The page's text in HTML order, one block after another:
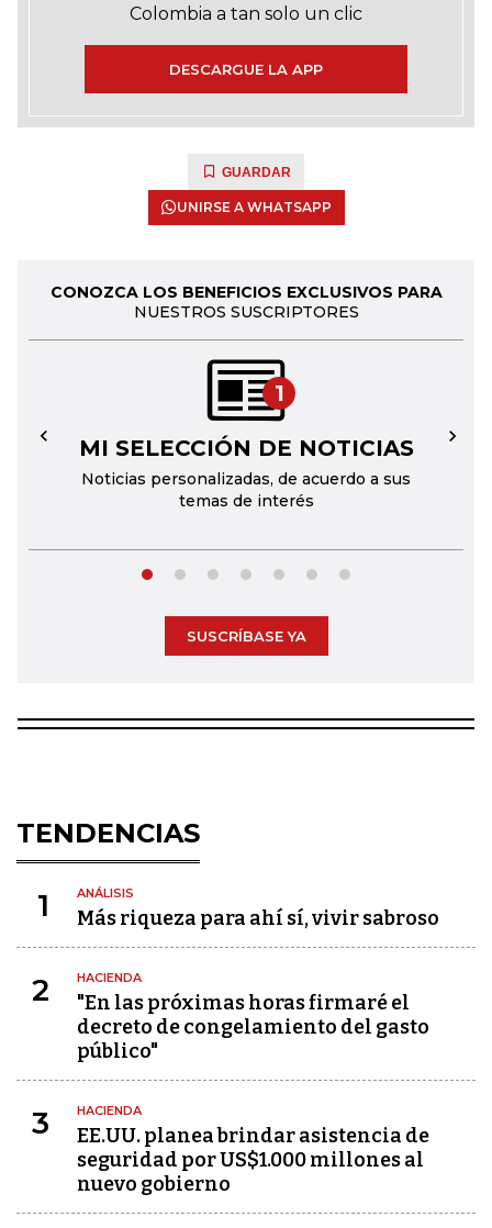
Colombia a tan solo un clic
DESCARGUE LA APP
GUARDAR
UNIRSE A WHATSAPP
CONOZCA LOS BENEFICIOS EXCLUSIVOS PARA
NUESTROS SUSCRIPTORES
1
MI SELECCIÓN DE NOTICIAS
Noticias personalizadas, de acuerdo a sus
temas de interés
← →
SUSCRÍBASE YA
TENDENCIAS
1 ANÁLISIS
Más riqueza para ahí sí, vivir sabroso
2 HACIENDA
"En las próximas horas firmaré el
decreto de congelamiento del gasto
público"
3 HACIENDA
EE.UU. planea brindar asistencia de
seguridad por US$1.000 millones al
nuevo gobierno